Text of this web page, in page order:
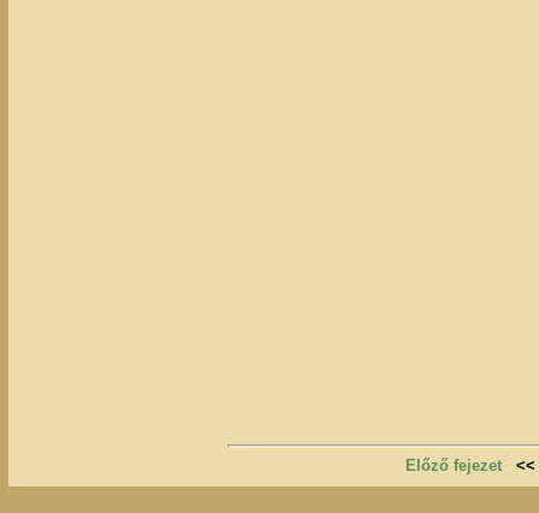
Előző fejezet <<